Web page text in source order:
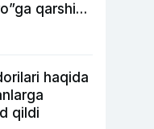
qarshi
haqida
qildi